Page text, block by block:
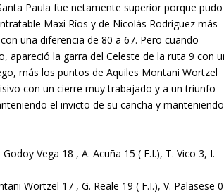
Paula fue netamente superior porque pudo
Maxi Ríos y de Nicolás Rodríguez más
una diferencia de 80 a 67. Pero cuando
apareció la garra del Celeste de la ruta 9 con
más los puntos de Aquiles Montani Wortzel
con un cierre muy trabajado y a un triunfo
el invicto de su cancha y manteniendo
Vega 18 , A. Acuña 15 ( F.I.), T. Vico 3, I.
Wortzel 17 , G. Reale 19 ( F.I.), V. Palasese